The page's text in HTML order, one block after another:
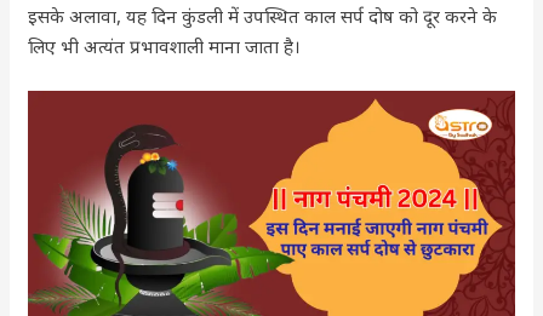
इसके अलावा, यह दिन कुंडली में उपस्थित काल सर्प दोष को दूर करने के
लिए भी अत्यंत प्रभावशाली माना जाता है।